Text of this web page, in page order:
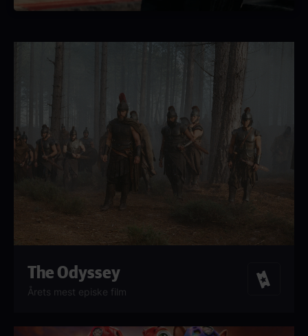
The Odyssey
Årets mest episke film
Billetter